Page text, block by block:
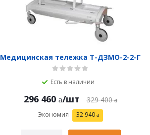
Медицинская тележка Т-ДЗМО-2-2-Г
Есть в наличии
296 460 /шт 329 400
Экономия 32 940